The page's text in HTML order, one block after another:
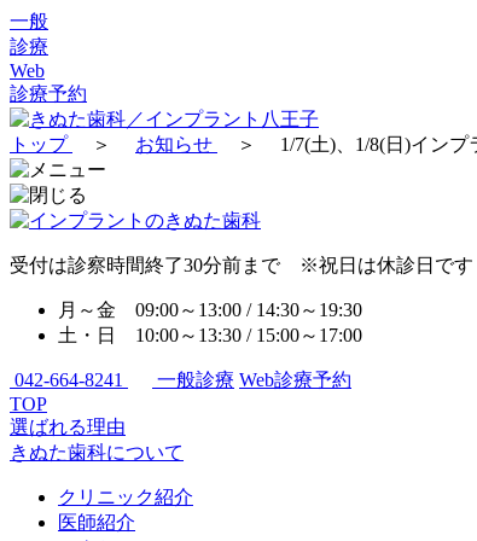
一般
診療
Web
診療予約
トップ ＞ お知らせ ＞ 1/7(土)、1/8(日)イン
受付は診察時間終了30分前まで ※祝日は休診日です
月～金 09:00～13:00 / 14:30～19:30
土・日 10:00～13:30 / 15:00～17:00
042-664-8241 一般診療 Web診療予約
TOP
選ばれる理由
きぬた歯科について
クリニック紹介
医師紹介